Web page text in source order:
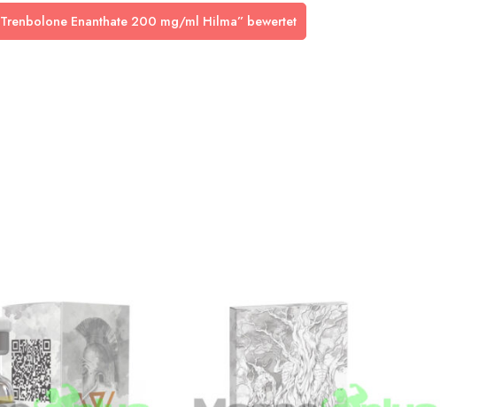
Enanthate 200 mg/ml Hilma” bewertet